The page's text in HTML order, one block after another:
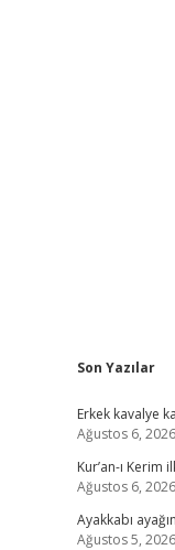
Son Yazılar
Erkek kavalye
Ağustos 6, 2026
Kur’an-ı Kerim
Ağustos 6, 2026
Ayakkabı
Ağustos 5, 2026
piabellacasino